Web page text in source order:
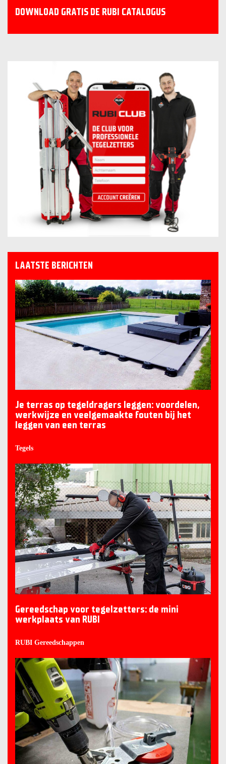
DOWNLOAD GRATIS DE RUBI CATALOGUS
LAATSTE BERICHTEN
Je terras op tegeldragers leggen: voordelen,
werkwijze en veelgemaakte fouten bij het
leggen van een terras
Tegels
Gereedschap voor tegelzetters: de mini
werkplaats van RUBI
RUBI Gereedschappen